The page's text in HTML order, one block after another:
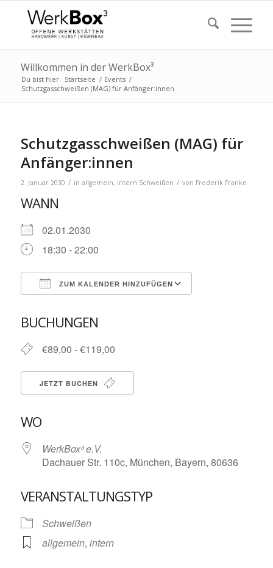
Willkommen in der WerkBox³
Du bist hier: Startseite / Events /
Schutzgasschweißen (MAG) für Anfänger:innen
Schutzgasschweißen (MAG) für
Anfänger:innen
2. Januar 2030 / in allgemein, intern Schweißen / von Frederik Franke
WANN
02.01.2030
18:30 - 22:00
ZUM KALENDER HINZUFÜGEN
BUCHUNGEN
€89,00 - €119,00
JETZT BUCHEN
WO
WerkBox³ e.V.
Dachauer Str. 110c, München, Bayern, 80636
VERANSTALTUNGSTYP
Schweißen
allgemein, intern